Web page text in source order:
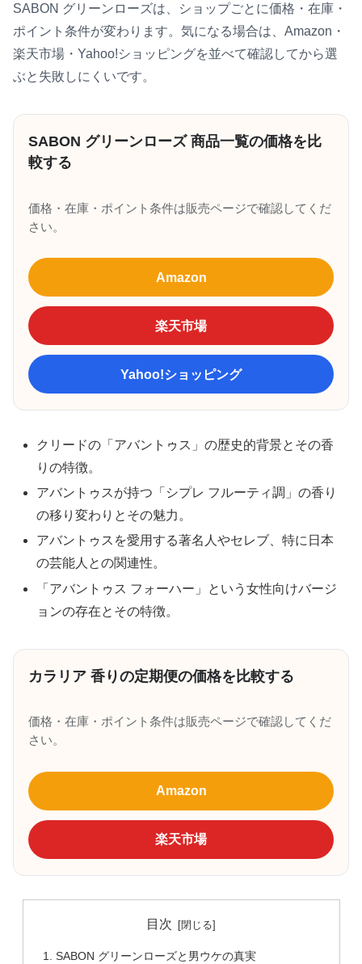
SABON グリーンローズは、ショップごとに価格・在庫・
ポイント条件が変わります。気になる場合は、Amazon・
楽天市場・Yahoo!ショッピングを並べて確認してから選
ぶと失敗しにくいです。
SABON グリーンローズ 商品一覧の価格を比
較する
価格・在庫・ポイント条件は販売ページで確認してくだ
さい。
Amazon
楽天市場
Yahoo!ショッピング
クリードの「アバントゥス」の歴史的背景とその香
りの特徴。
アバントゥスが持つ「シプレ フルーティ調」の香り
の移り変わりとその魅力。
アバントゥスを愛用する著名人やセレブ、特に日本
の芸能人との関連性。
「アバントゥス フォーハー」という女性向けバージ
ョンの存在とその特徴。
カラリア 香りの定期便の価格を比較する
価格・在庫・ポイント条件は販売ページで確認してくだ
さい。
Amazon
楽天市場
目次
SABON グリーンローズと男ウケの真実